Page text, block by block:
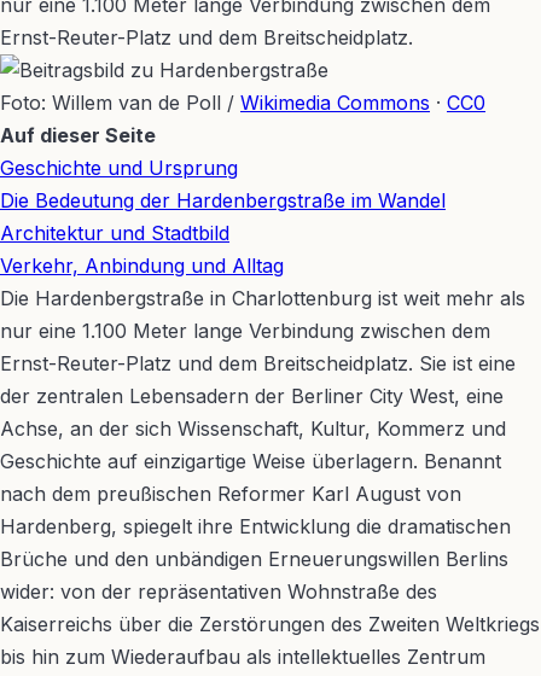
nur eine 1.100 Meter lange Verbindung zwischen dem
Ernst-Reuter-Platz und dem Breitscheidplatz.
Foto: Willem van de Poll / Wikimedia Commons · CC0
Auf dieser Seite
Geschichte und Ursprung
Die Bedeutung der Hardenbergstraße im Wandel
Architektur und Stadtbild
Verkehr, Anbindung und Alltag
Die Hardenbergstraße in Charlottenburg ist weit mehr als
nur eine 1.100 Meter lange Verbindung zwischen dem
Ernst-Reuter-Platz und dem Breitscheidplatz. Sie ist eine
der zentralen Lebensadern der Berliner City West, eine
Achse, an der sich Wissenschaft, Kultur, Kommerz und
Geschichte auf einzigartige Weise überlagern. Benannt
nach dem preußischen Reformer Karl August von
Hardenberg, spiegelt ihre Entwicklung die dramatischen
Brüche und den unbändigen Erneuerungswillen Berlins
wider: von der repräsentativen Wohnstraße des
Kaiserreichs über die Zerstörungen des Zweiten Weltkriegs
bis hin zum Wiederaufbau als intellektuelles Zentrum